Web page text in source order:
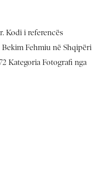
Kodi i referencës
Fehmiu në Shqipëri
Kategoria Fotografi nga